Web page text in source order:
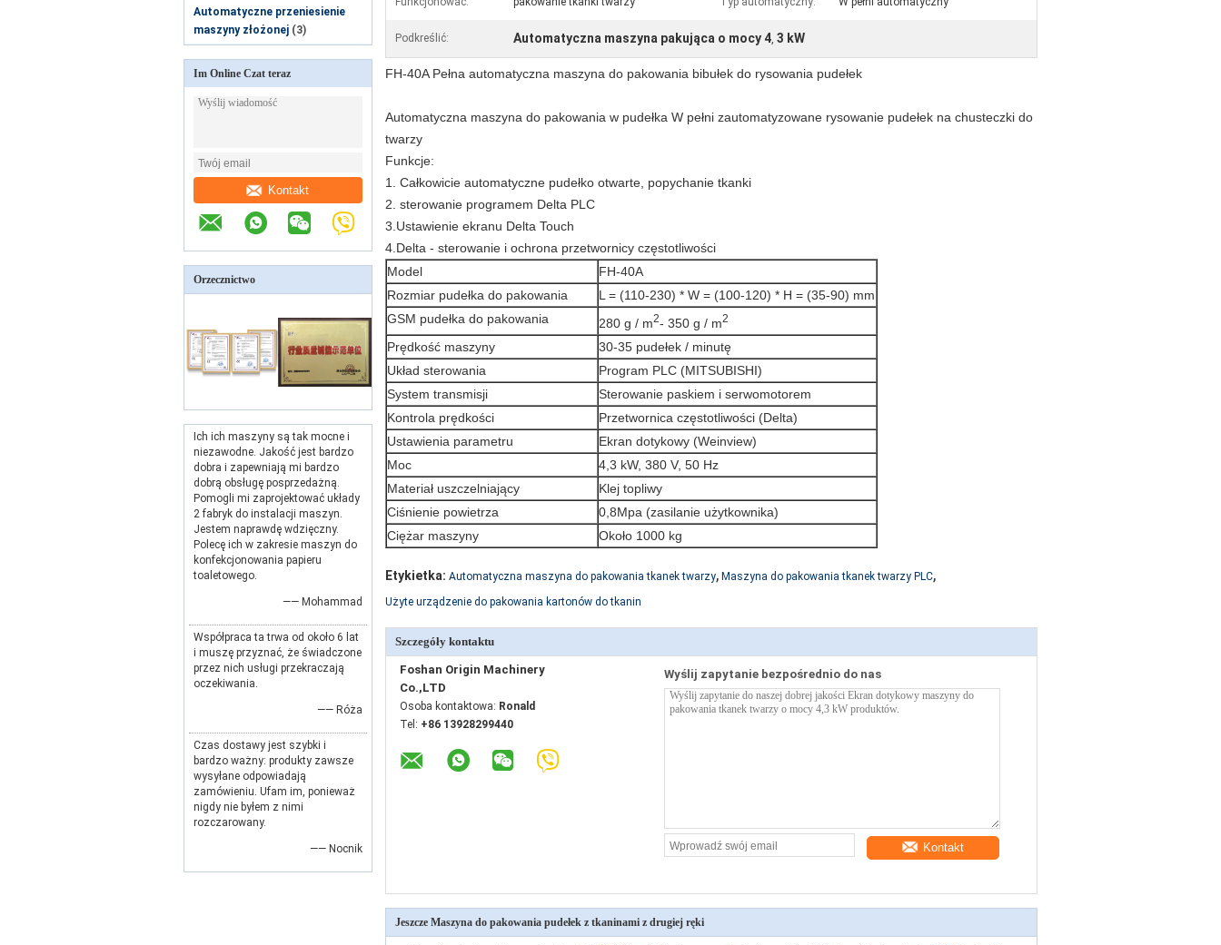
Automatyczne przeniesienie
maszyny złożonej (3)
Im Online Czat teraz
Kontakt
Orzecznictwo
Ich ich maszyny są tak mocne i
niezawodne. Jakość jest bardzo
dobra i zapewniają mi bardzo
dobrą obsługę posprzedażną.
Pomogli mi zaprojektować układy
2 fabryk do instalacji maszyn.
Jestem naprawdę wdzięczny.
Polecę ich w zakresie maszyn do
konfekcjonowania papieru
toaletowego.
—— Mohammad
Współpraca ta trwa od około 6 lat
i muszę przyznać, że świadczone
przez nich usługi przekraczają
oczekiwania.
—— Róża
Czas dostawy jest szybki i
bardzo ważny: produkty zawsze
wysyłane odpowiadają
zamówieniu. Ufam im, ponieważ
nigdy nie byłem z nimi
rozczarowany.
—— Nocnik
Podkreślić: Automatyczna maszyna pakująca o mocy 4, 3 kW
FH-40A Pełna automatyczna maszyna do pakowania bibułek do rysowania pudełek
Automatyczna maszyna do pakowania w pudełka W pełni zautomatyzowane rysowanie pudełek na chusteczki do
twarzy
Funkcje:
1. Całkowicie automatyczne pudełko otwarte, popychanie tkanki
2. sterowanie programem Delta PLC
3.Ustawienie ekranu Delta Touch
4.Delta - sterowanie i ochrona przetwornicy częstotliwości
Model
FH-40A
Rozmiar pudełka do pakowania
L = (110-230) * W = (100-120) * H = (35-90) mm
GSM pudełka do pakowania
280 g / m2- 350 g / m2
Prędkość maszyny
30-35 pudełek / minutę
Układ sterowania
Program PLC (MITSUBISHI)
System transmisji
Sterowanie paskiem i serwomotorem
Kontrola prędkości
Przetwornica częstotliwości (Delta)
Ustawienia parametru
Ekran dotykowy (Weinview)
Moc
4,3 kW, 380 V, 50 Hz
Materiał uszczelniający
Klej topliwy
Ciśnienie powietrza
0,8Mpa (zasilanie użytkownika)
Ciężar maszyny
Około 1000 kg
Etykietka: Automatyczna maszyna do pakowania tkanek twarzy, Maszyna do pakowania tkanek twarzy PLC,
Użyte urządzenie do pakowania kartonów do tkanin
Szczegóły kontaktu
Foshan Origin Machinery
Co.,LTD
Osoba kontaktowa: Ronald
Tel: +86 13928299440
Wyślij zapytanie bezpośrednio do nas
Kontakt
Jeszcze Maszyna do pakowania pudełek z tkaninami z drugiej ręki